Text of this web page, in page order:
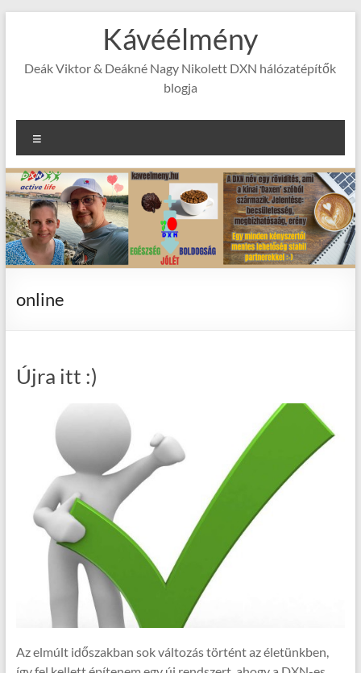
Kávéélmény
Deák Viktor & Deákné Nagy Nikolett DXN hálózatépítők
blogja
online
Újra itt :)
Az elmúlt időszakban sok változás történt az életünkben,